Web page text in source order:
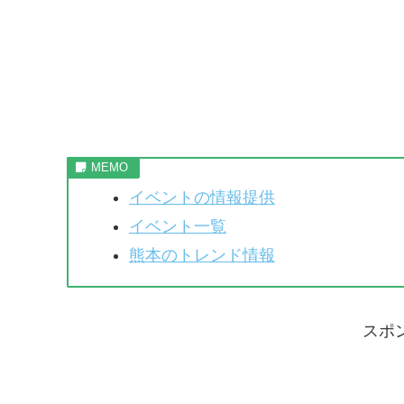
イベントの情報提供
イベント一覧
熊本のトレンド情報
スポ